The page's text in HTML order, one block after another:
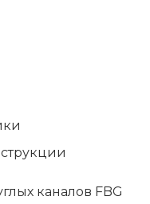
каналов FBG